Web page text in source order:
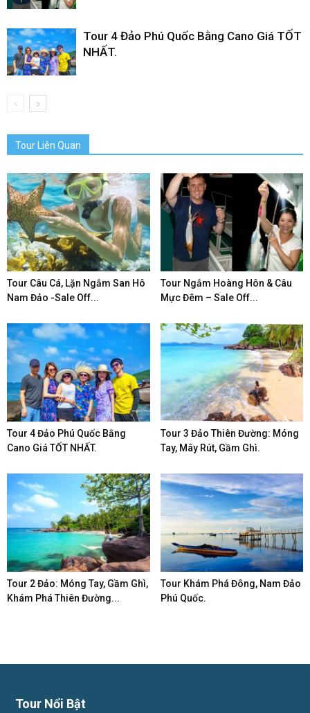
Tour 4 Đảo Phú Quốc Bằng Cano Giá TỐT
NHẤT.
Tour Liên Quan
Tour Câu Cá, Lặn Ngắm San Hô
Nam Đảo -Sale Off...
Tour Ngắm Hoàng Hôn & Câu
Mực Đêm – Sale Off...
Tour 4 Đảo Phú Quốc Bằng
Cano Giá TỐT NHẤT.
Tour 3 Đảo Thiên Đường: Móng
Tay, Mây Rút, Gầm Ghì.
Tour 2 Đảo: Móng Tay, Gầm Ghì,
Khám Phá Thiên Đường...
Tour Khám Phá Đông, Nam Đảo
Phú Quốc.
Tour Nổi Bật